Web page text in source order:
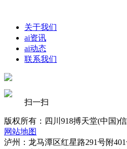
关于我们
ai资讯
ai动态
联系我们
扫一扫
版权所有：四川918搏天堂(中国)
网站地图
泸州：龙马潭区红星路291号附